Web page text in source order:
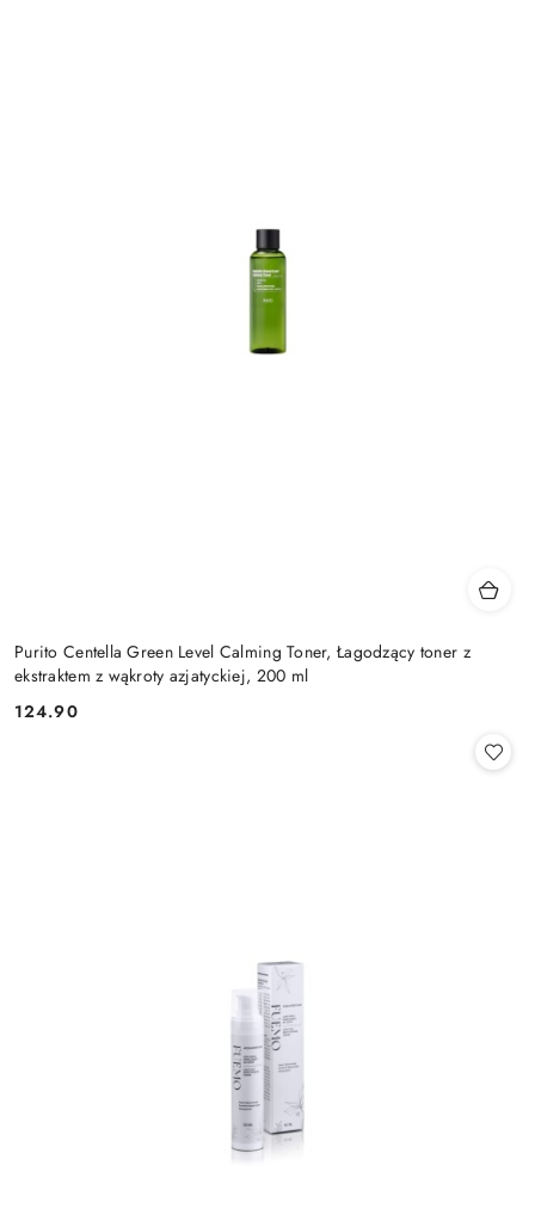
Purito Centella Green Level Calming Toner, Łagodzący toner z
ekstraktem z wąkroty azjatyckiej, 200 ml
Cena:
124.90